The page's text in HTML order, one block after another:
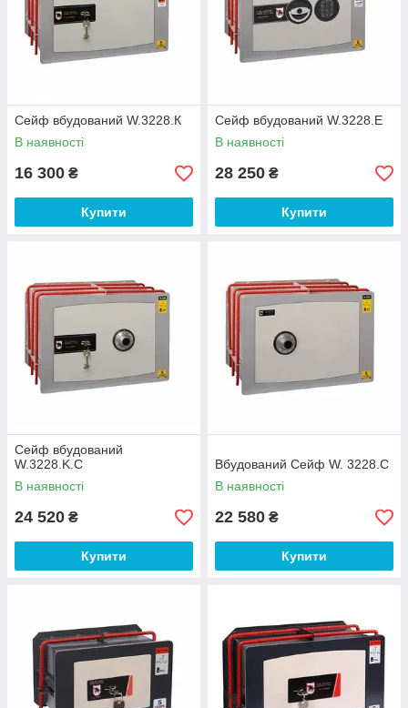
Сейф вбудований W.3228.К
В наявності
16 300 ₴
Купити
Сейф вбудований W.3228.E
В наявності
28 250 ₴
Купити
Сейф вбудований
W.3228.K.C
В наявності
24 520 ₴
Купити
Вбудований Сейф W. 3228.C
В наявності
22 580 ₴
Купити